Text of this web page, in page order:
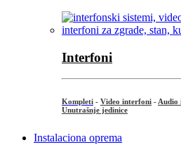
Interfoni
Kompleti - Video interfoni - Audio
Unutrašnje jedinice
Instalaciona oprema